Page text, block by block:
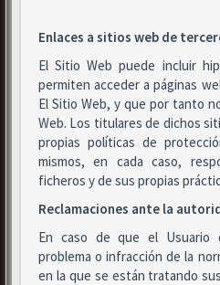
Enlaces a sitios web de
El Sitio Web puede incluir
permiten acceder a páginas
El Sitio Web, y que por tanto
Web. Los titulares de dichos
propias políticas de
mismos, en cada caso,
ficheros y de sus propias
Reclamaciones ante la
En caso de que el Usuario
problema o infracción de la
en la que se están tratando